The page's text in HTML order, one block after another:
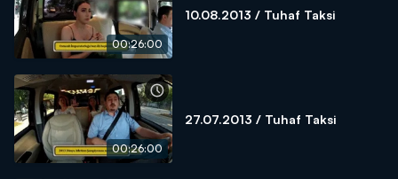
00:26:00
10.08.2013 / Tuhaf Taksi
00:26:00
27.07.2013 / Tuhaf Taksi